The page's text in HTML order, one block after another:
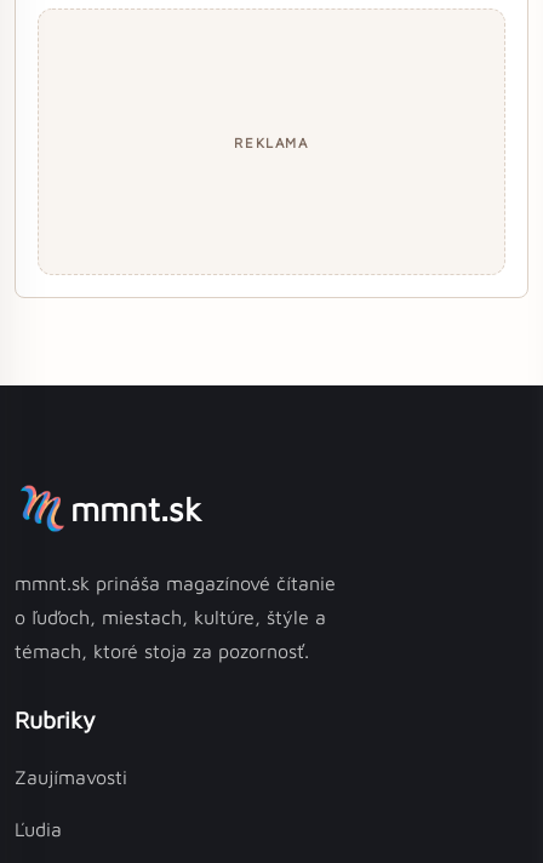
REKLAMA
mmnt.sk
mmnt.sk prináša magazínové čítanie
o ľuďoch, miestach, kultúre, štýle a
témach, ktoré stoja za pozornosť.
Rubriky
Zaujímavosti
Ľudia